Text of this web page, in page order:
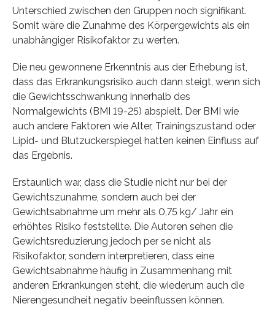
Unterschied zwischen den Gruppen noch signifikant.
Somit wäre die Zunahme des Körpergewichts als ein
unabhängiger Risikofaktor zu werten.
Die neu gewonnene Erkenntnis aus der Erhebung ist,
dass das Erkrankungsrisiko auch dann steigt, wenn sich
die Gewichtsschwankung innerhalb des
Normalgewichts (BMI 19-25) abspielt. Der BMI wie
auch andere Faktoren wie Alter, Trainingszustand oder
Lipid- und Blutzuckerspiegel hatten keinen Einfluss auf
das Ergebnis.
Erstaunlich war, dass die Studie nicht nur bei der
Gewichtszunahme, sondern auch bei der
Gewichtsabnahme um mehr als 0,75 kg/ Jahr ein
erhöhtes Risiko feststellte. Die Autoren sehen die
Gewichtsreduzierung jedoch per se nicht als
Risikofaktor, sondern interpretieren, dass eine
Gewichtsabnahme häufig in Zusammenhang mit
anderen Erkrankungen steht, die wiederum auch die
Nierengesundheit negativ beeinflussen können.